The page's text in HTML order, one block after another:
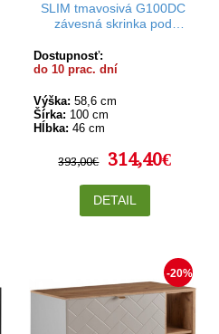
SLIM tmavosivá G100DC
závesná skrinka pod
Dostupnosť:
do 10 prac. dní
Výška: 58,6 cm
Šírka: 100 cm
Hĺbka: 46 cm
393,00€ 314,40€
DETAIL
-20%